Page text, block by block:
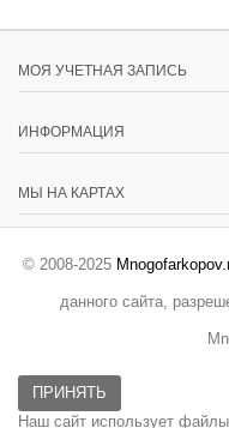
МОЯ УЧЕТНАЯ ЗАПИСЬ
ИНФОРМАЦИЯ
МЫ НА КАРТАХ
© 2008-2025
данного сайта,
ПРИНЯТЬ
Наш сайт использует